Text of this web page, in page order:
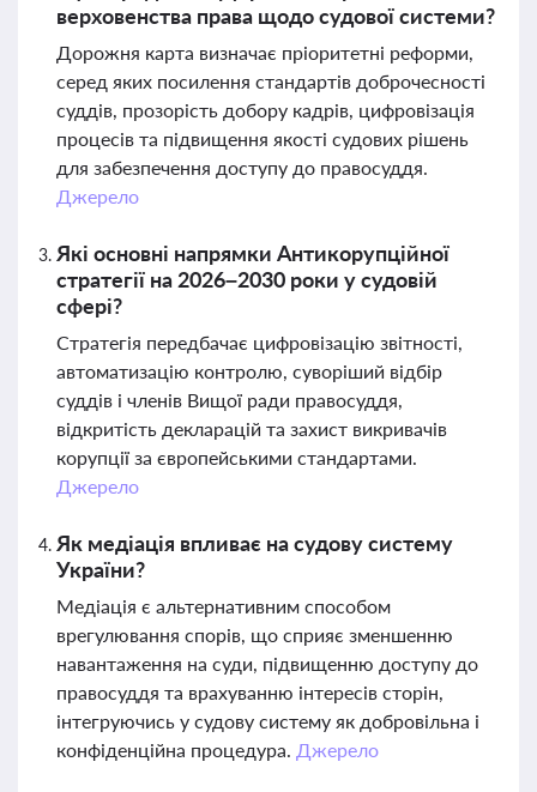
верховенства права щодо судової системи?
Дорожня карта визначає пріоритетні реформи,
серед яких посилення стандартів доброчесності
суддів, прозорість добору кадрів, цифровізація
процесів та підвищення якості судових рішень
для забезпечення доступу до правосуддя.
Джерело
Які основні напрямки Антикорупційної
стратегії на 2026–2030 роки у судовій
сфері?
Стратегія передбачає цифровізацію звітності,
автоматизацію контролю, суворіший відбір
суддів і членів Вищої ради правосуддя,
відкритість декларацій та захист викривачів
корупції за європейськими стандартами.
Джерело
Як медіація впливає на судову систему
України?
Медіація є альтернативним способом
врегулювання спорів, що сприяє зменшенню
навантаження на суди, підвищенню доступу до
правосуддя та врахуванню інтересів сторін,
інтегруючись у судову систему як добровільна і
конфіденційна процедура. Джерело